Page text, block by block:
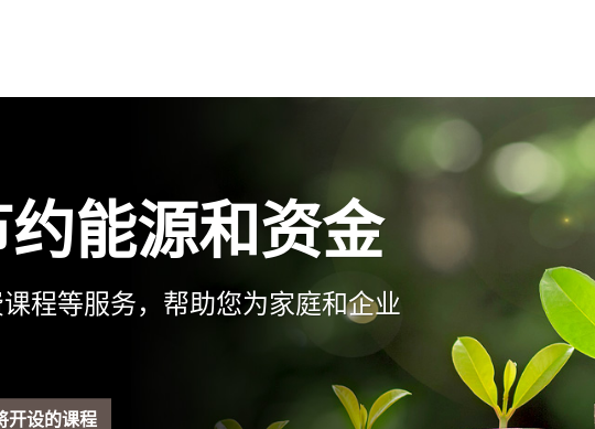
能源和资金
程等服务，帮助您为家庭和企业
开设的课程